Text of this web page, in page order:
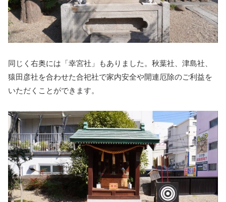
同じく右奥には「幸宮社」もありました。秋葉社、津島社、
猿田彦社を合わせた合祀社で家内安全や開連厄除のご利益を
いただくことができます。